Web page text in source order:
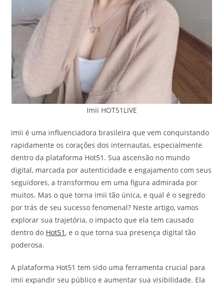
Imii HOT51LIVE
Imii é uma influenciadora brasileira que vem conquistando
rapidamente os corações dos internautas, especialmente
dentro da plataforma Hot51. Sua ascensão no mundo
digital, marcada por autenticidade e engajamento com seus
seguidores, a transformou em uma figura admirada por
muitos. Mas o que torna imii tão única, e qual é o segredo
por trás de seu sucesso fenomenal? Neste artigo, vamos
explorar sua trajetória, o impacto que ela tem causado
dentro do Hot51, e o que torna sua presença digital tão
poderosa.
A plataforma Hot51 tem sido uma ferramenta crucial para
imii expandir seu público e aumentar sua visibilidade. Ela